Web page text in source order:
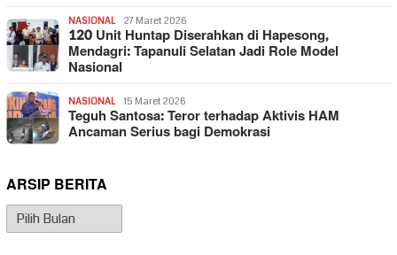
NASIONAL 27 Maret 2026
120 Unit Huntap Diserahkan di Hapesong,
Mendagri: Tapanuli Selatan Jadi Role Model
Nasional
NASIONAL 15 Maret 2026
Teguh Santosa: Teror terhadap Aktivis HAM
Ancaman Serius bagi Demokrasi
ARSIP BERITA
Arsip
Berita